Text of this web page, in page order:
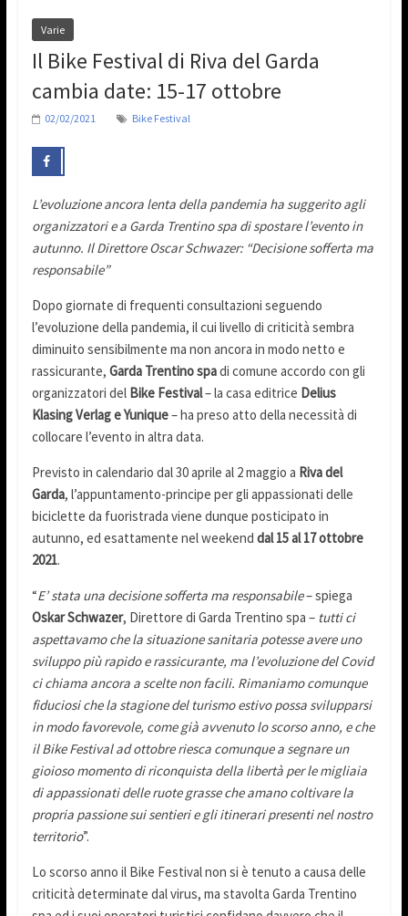
Varie
Il Bike Festival di Riva del Garda
cambia date: 15-17 ottobre
02/02/2021 Bike Festival
L’evoluzione ancora lenta della pandemia ha suggerito agli
organizzatori e a Garda Trentino spa di spostare l’evento in
autunno. Il Direttore Oscar Schwazer: “Decisione sofferta ma
responsabile”
Dopo giornate di frequenti consultazioni seguendo
l’evoluzione della pandemia, il cui livello di criticità sembra
diminuito sensibilmente ma non ancora in modo netto e
rassicurante, Garda Trentino spadi comune accordo con gli
organizzatori del Bike Festival– la casa editrice Delius
Klasing Verlag e Yunique– ha preso atto della necessità di
collocare l’evento in altra data.
Previsto in calendario dal 30 aprile al 2 maggio a Riva del
Garda, l’appuntamento-principe per gli appassionati delle
biciclette da fuoristrada viene dunque posticipato in
autunno, ed esattamente nel weekend dal 15 al 17 ottobre
2021.
“E’ stata una decisione sofferta ma responsabile– spiega
Oskar Schwazer, Direttore di Garda Trentino spa – tutti ci
aspettavamo che la situazione sanitaria potesse avere uno
sviluppo più rapido e rassicurante, ma l’evoluzione del Covid
ci chiama ancora a scelte non facili. Rimaniamo comunque
fiduciosi che la stagione del turismo estivo possa svilupparsi
in modo favorevole, come già avvenuto lo scorso anno, e che
il Bike Festival ad ottobre riesca comunque a segnare un
gioioso momento di riconquista della libertà per le migliaia
di appassionati delle ruote grasse che amano coltivare la
propria passione sui sentieri e gli itinerari presenti nel nostro
territorio”.
Lo scorso anno il Bike Festival non si è tenuto a causa delle
criticità determinate dal virus, ma stavolta Garda Trentino